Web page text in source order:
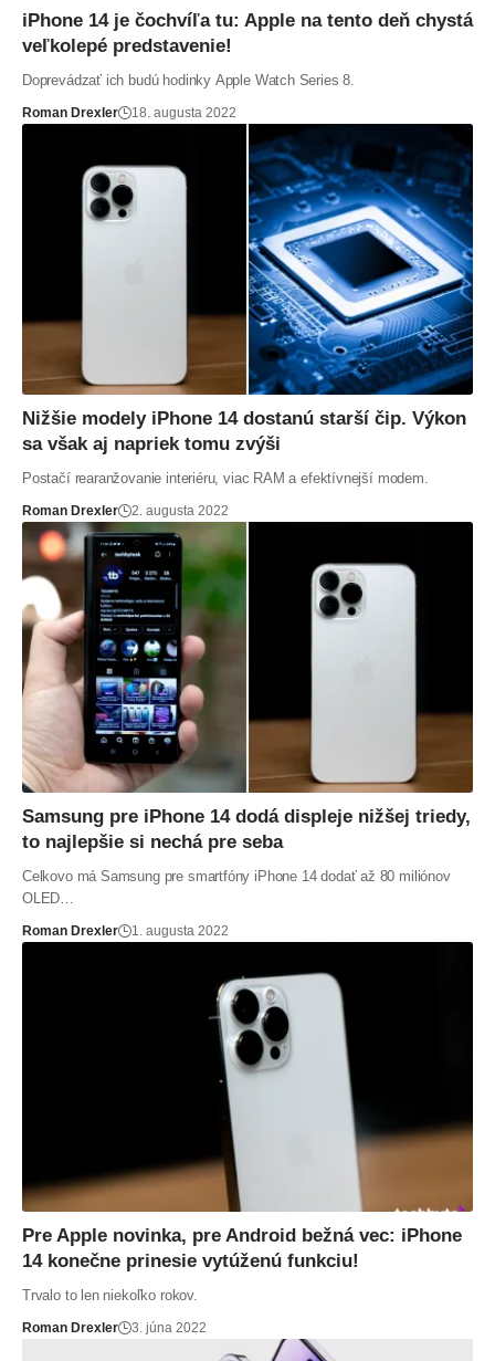
iPhone 14 je čochvíľa tu: Apple na tento deň chystá
veľkolepé predstavenie!
Doprevádzať ich budú hodinky Apple Watch Series 8.
Roman Drexler 18. augusta 2022
Nižšie modely iPhone 14 dostanú starší čip. Výkon
sa však aj napriek tomu zvýši
Postačí rearanžovanie interiéru, viac RAM a efektívnejší modem.
Roman Drexler 2. augusta 2022
Samsung pre iPhone 14 dodá displeje nižšej triedy,
to najlepšie si nechá pre seba
Celkovo má Samsung pre smartfóny iPhone 14 dodať až 80 miliónov
OLED…
Roman Drexler 1. augusta 2022
Pre Apple novinka, pre Android bežná vec: iPhone
14 konečne prinesie vytúženú funkciu!
Trvalo to len niekoľko rokov.
Roman Drexler 3. júna 2022